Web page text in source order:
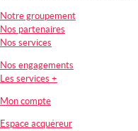
Notre groupement
Nos partenaires
Nos services
Nos engagements
Les services +
Mon compte
Espace acquéreur